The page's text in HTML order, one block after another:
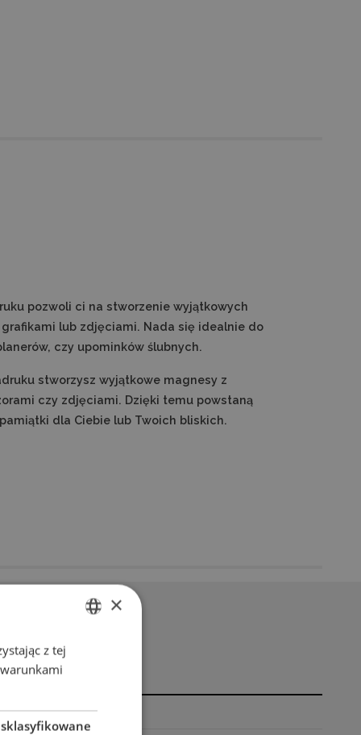
pozwoli ci na stworzenie wyjątkowych
lub zdjęciami. Nada się idealnie do
czy upominków ślubnych.
stworzysz wyjątkowe magnesy z
czy zdjęciami. Dzięki temu powstaną
dla Ciebie lub Twoich bliskich.
×
z tej